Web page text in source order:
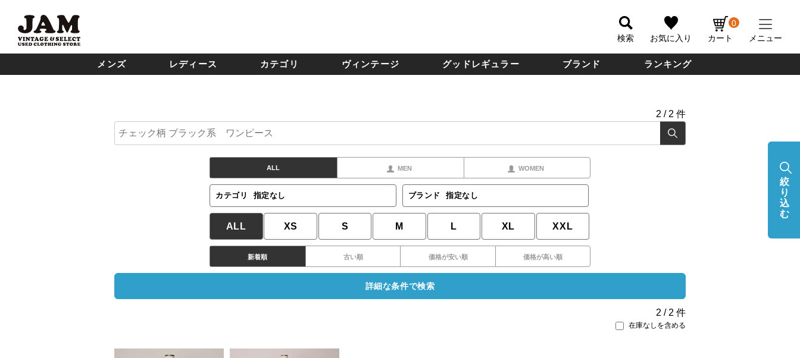
検索 お気に入り カート
0
メニュー
メンズ レディース カテゴリ ヴィンテージ グッドレギュラー ブランド ランキング
2 / 2 件
ALL MEN WOMEN
カテゴリ 指定なし ブランド 指定なし
ALL XS S M L XL XXL
新着順 古い順 価格が安い順 価格が高い順
詳細な条件で検索
2 / 2 件
在庫なしを含める
絞
り
込
む